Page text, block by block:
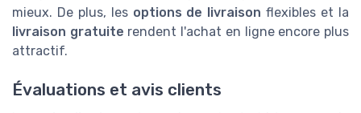
mieux. De plus, les options de livraison flexibles et la
livraison gratuite rendent l'achat en ligne encore plus
attractif.
Évaluations et avis clients